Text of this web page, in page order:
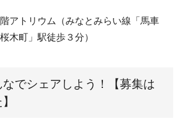
トリウム（みなとみらい線「馬車
木町」駅徒歩３分）
でシェアしよう！【募集は